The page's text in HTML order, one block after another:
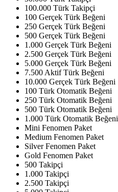
100.000 Türk Takipçi
100 Gerçek Türk Beğeni
250 Gerçek Türk Beğeni
500 Gerçek Türk Beğeni
1.000 Gerçek Türk Beğeni
2.500 Gerçek Türk Beğeni
5.000 Gerçek Türk Beğeni
7.500 Aktif Türk Beğeni
10.000 Gerçek Türk Beğeni
100 Türk Otomatik Beğeni
250 Türk Otomatik Beğeni
500 Türk Otomatik Beğeni
1.000 Türk Otomatik Beğeni
Mini Fenomen Paket
Medium Fenomen Paket
Silver Fenomen Paket
Gold Fenomen Paket
500 Takipçi
1.000 Takipçi
2.500 Takipçi